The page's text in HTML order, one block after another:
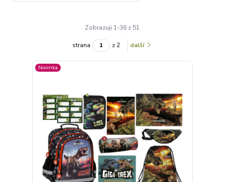
Zobrazuji 1-36 z 51
strana z 2 další
Novinka